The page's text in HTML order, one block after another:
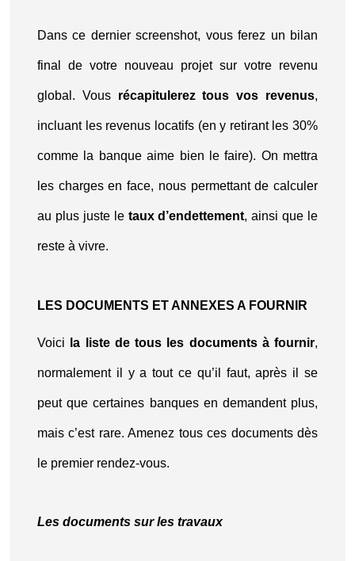
Dans ce dernier screenshot, vous ferez un bilan
final de votre nouveau projet sur votre revenu
global. Vous récapitulerez tous vos revenus,
incluant les revenus locatifs (en y retirant les 30%
comme la banque aime bien le faire). On mettra
les charges en face, nous permettant de calculer
au plus juste le taux d’endettement, ainsi que le
reste à vivre.
LES DOCUMENTS ET ANNEXES A FOURNIR
Voici la liste de tous les documents à fournir,
normalement il y a tout ce qu’il faut, après il se
peut que certaines banques en demandent plus,
mais c’est rare. Amenez tous ces documents dès
le premier rendez-vous.
Les documents sur les travaux